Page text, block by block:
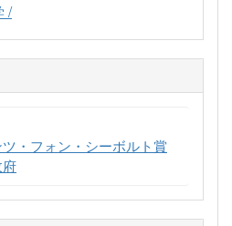
/
・フォン・シーボルト賞